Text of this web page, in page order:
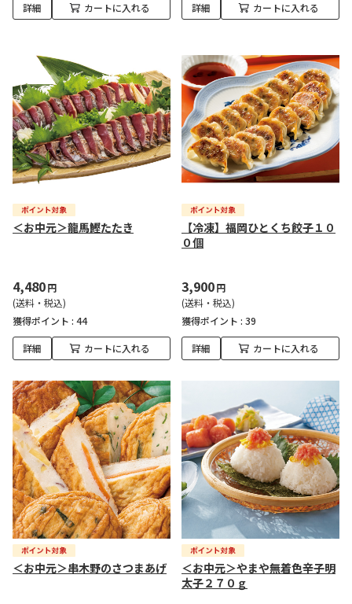
詳細 カートに入れる 詳細 カートに入れる
＜お中元＞龍馬鰹たたき
4,480円
(送料・税込)
獲得ポイント : 44
詳細 カートに入れる
【冷凍】福岡ひとくち餃子１０
０個
3,900円
(送料・税込)
獲得ポイント : 39
詳細 カートに入れる
＜お中元＞串木野のさつまあげ
＜お中元＞やまや無着色辛子明
太子２７０ｇ